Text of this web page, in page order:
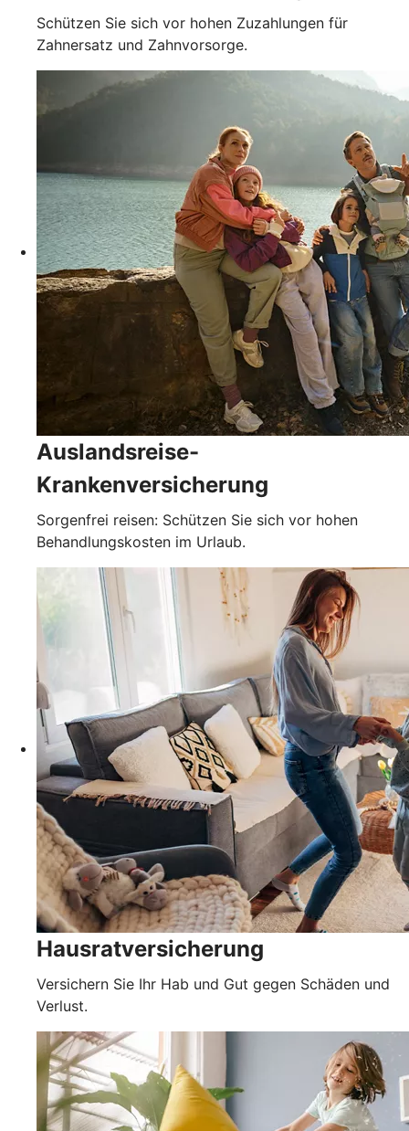
Schützen Sie sich vor hohen Zuzahlungen für
Zahnersatz und Zahnvorsorge.
Auslandsreise-
Krankenversicherung
Sorgenfrei reisen: Schützen Sie sich vor hohen
Behandlungskosten im Urlaub.
Hausratversicherung
Versichern Sie Ihr Hab und Gut gegen Schäden und
Verlust.